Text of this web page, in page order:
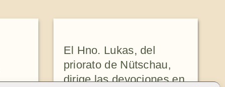
El Hno. Lukas, del
priorato de Nütschau,
dirige las devociones en